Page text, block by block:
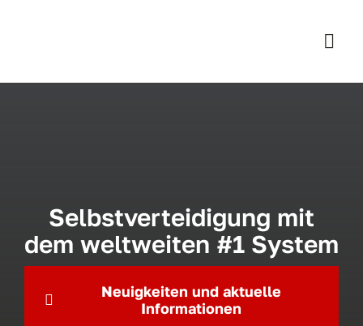
Selbstverteidigung mit
dem weltweiten #1 System
Neuigkeiten und aktuelle
Informationen